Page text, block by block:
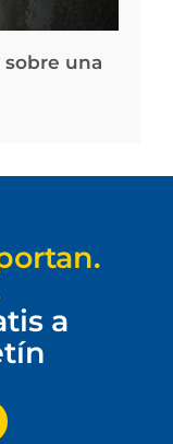
sobre una
a